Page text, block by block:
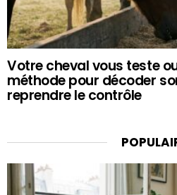
Votre cheval vous teste
méthode pour décoder
reprendre le contrôle